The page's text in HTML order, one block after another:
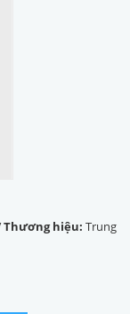
Thương hiệu: Trung